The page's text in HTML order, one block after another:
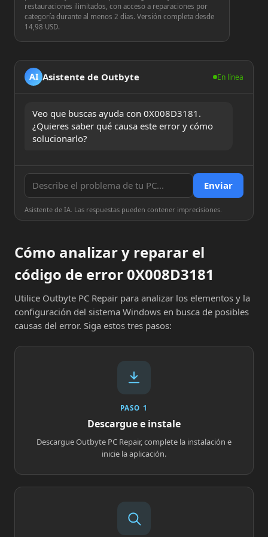
restauraciones ilimitados, con acceso a reparaciones por
categoría durante al menos 2 días. Versión completa desde
14,98 USD.
AI Asistente de Outbyte En línea
Veo que buscas ayuda con 0X008D3181.
¿Quieres saber qué causa este error y cómo
solucionarlo?
Enviar
Asistente de IA. Las respuestas pueden contener imprecisiones.
Cómo analizar y reparar el
código de error 0X008D3181
Utilice Outbyte PC Repair para analizar los elementos y la
configuración del sistema Windows en busca de posibles
causas del error. Siga estos tres pasos:
PASO 1
Descargue e instale
Descargue Outbyte PC Repair, complete la instalación e
inicie la aplicación.